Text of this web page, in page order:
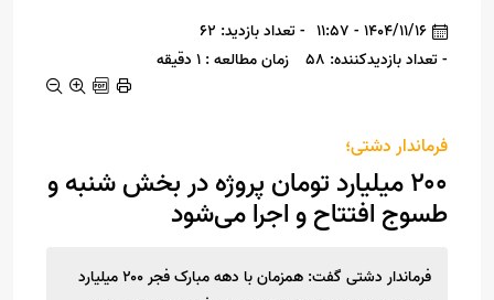
1404/11/16 - 11:57
- تعداد بازدید: 62
- تعداد بازدیدکننده: 58
زمان مطالعه : 1 دقیقه
فرماندار دشتی؛
۲۰۰ میلیارد تومان پروژه در بخش شنبه و
طسوج افتتاح و اجرا می‌شود
فرماندار دشتی گفت: همزمان با دهه مبارک فجر ۲۰۰ میلیارد